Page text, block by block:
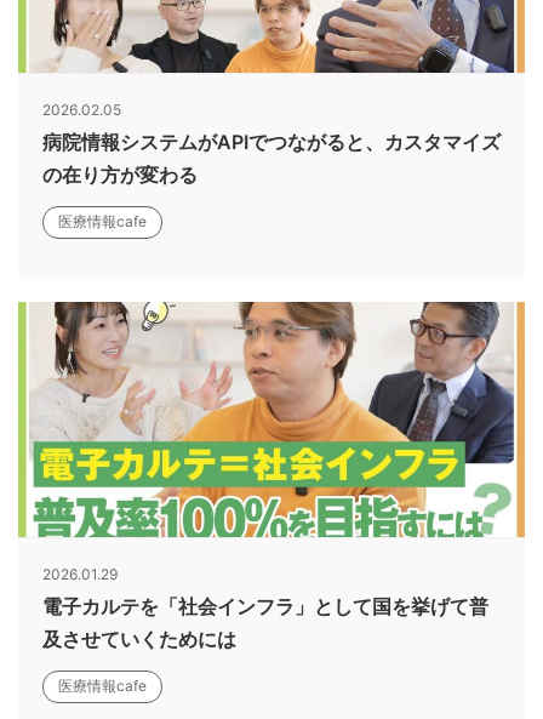
2026.02.05
病院情報システムがAPIでつながると、カスタマイズ
の在り方が変わる
医療情報cafe
2026.01.29
電子カルテを「社会インフラ」として国を挙げて普
及させていくためには
医療情報cafe